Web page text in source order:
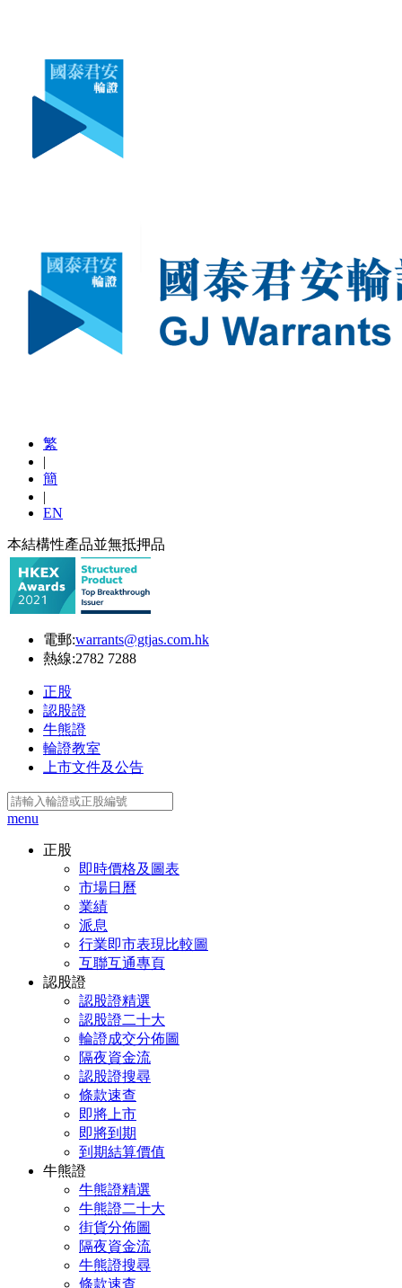
繁
|
簡
|
EN
本結構性產品並無抵押品
電郵:warrants@gtjas.com.hk
熱線:2782 7288
正股
認股證
牛熊證
輪證教室
上市文件及公告
menu
正股
即時價格及圖表
市場日曆
業績
派息
行業即市表現比較圖
互聯互通專頁
認股證
認股證精選
認股證二十大
輪證成交分佈圖
隔夜資金流
認股證搜尋
條款速查
即將上市
即將到期
到期結算價值
牛熊證
牛熊證精選
牛熊證二十大
街貨分佈圖
隔夜資金流
牛熊證搜尋
條款速查